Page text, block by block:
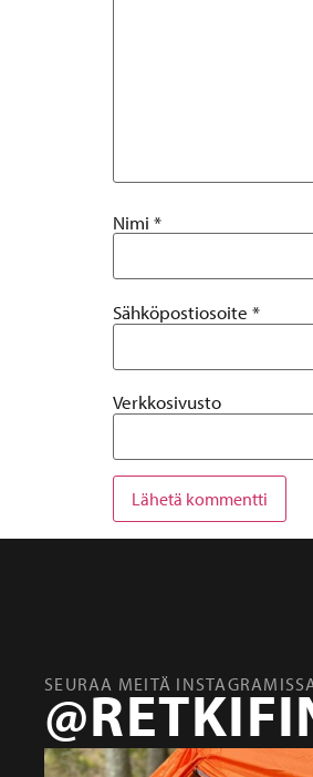
Nimi *
Sähköpostiosoite *
Verkkosivusto
SEURAA MEITÄ